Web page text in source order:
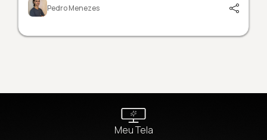
Pedro Menezes
Meu Tela